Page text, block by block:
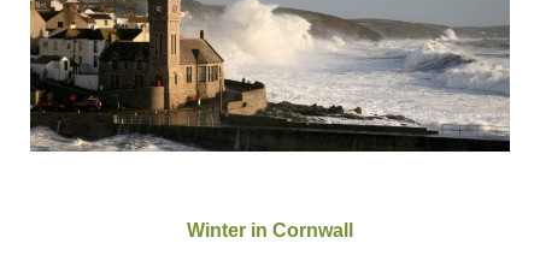
Winter in Cornwall